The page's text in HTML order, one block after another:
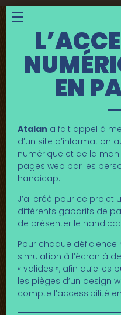
EN
Atalan a fait appel à
d’un site d’information
numérique et de la
pages web par les
handicap.
J’ai créé pour ce projet
différents gabarits de
de présenter le
Pour chaque
simulation à l’écran à
« valides », afin qu’elles
les pièges d’un design
compte l’accessibilité